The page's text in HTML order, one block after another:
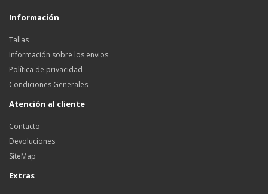
Información
Tallas
Información sobre los envios
Política de privacidad
Condiciones Generales
Atención al cliente
Contacto
Devoluciones
SiteMap
Extras